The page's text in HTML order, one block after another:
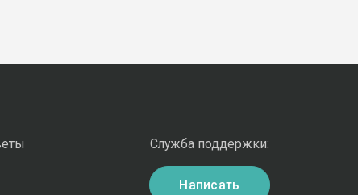
Служба поддержки:
Написать